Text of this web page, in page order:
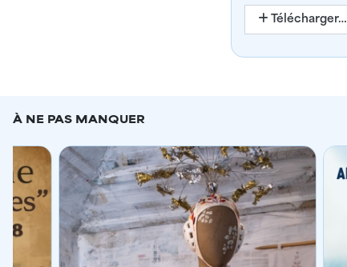
Télécharger…
À NE PAS MANQUER